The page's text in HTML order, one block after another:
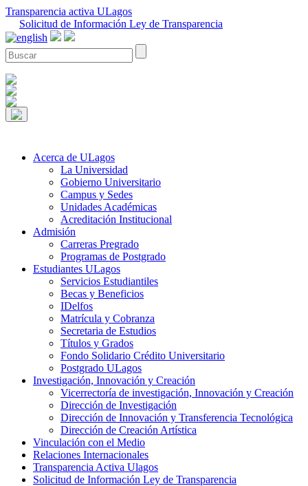
Transparencia activa ULagos
Solicitud de Información Ley de Transparencia
Acerca de ULagos
La Universidad
Gobierno Universitario
Campus y Sedes
Unidades Académicas
Acreditación Institucional
Admisión
Carreras Pregrado
Programas de Postgrado
Estudiantes ULagos
Servicios Estudiantiles
Becas y Beneficios
IDelfos
Matrícula y Cobranza
Secretaria de Estudios
Títulos y Grados
Fondo Solidario Crédito Universitario
Postgrado ULagos
Investigación, Innovación y Creación
Vicerrectoría de investigación, Innovación y Creación
Dirección de Investigación
Dirección de Innovación y Transferencia Tecnológica
Dirección de Creación Artística
Vinculación con el Medio
Relaciones Internacionales
Transparencia Activa Ulagos
Solicitud de Información Ley de Transparencia